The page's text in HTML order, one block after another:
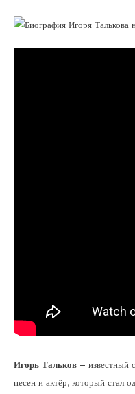
Игорь Тальков – известный
песен и актёр, который стал